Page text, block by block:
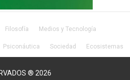
Filosofía Medios y Tecnología
Psiconáutica Sociedad Ecosistemas
® 2026